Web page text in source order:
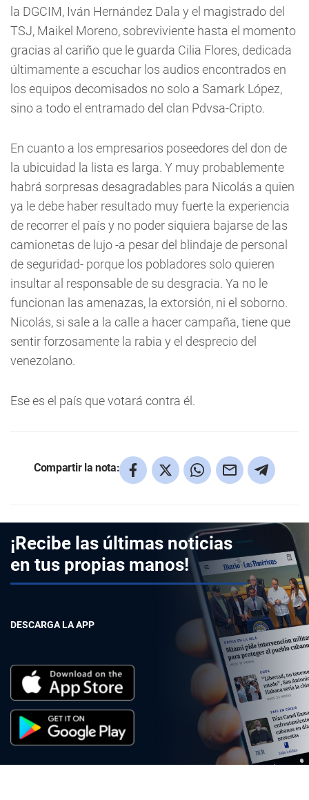
la DGCIM, Iván Hernández Dala y el magistrado del
TSJ, Maikel Moreno, sobreviviente hasta el momento
gracias al cariño que le guarda Cilia Flores, dedicada
últimamente a escuchar los audios encontrados en
los equipos decomisados no solo a Samark López,
sino a todo el entramado del clan Pdvsa-Cripto.
En cuanto a los empresarios poseedores del don de
la ubicuidad la lista es larga. Y muy probablemente
habrá sorpresas desagradables para Nicolás a quien
ya le debe haber resultado muy fuerte la experiencia
de recorrer el país y no poder siquiera bajarse de las
camionetas de lujo -a pesar del blindaje de personal
de seguridad- porque los pobladores solo quieren
insultar al responsable de su desgracia. Ya no le
funcionan las amenazas, la extorsión, ni el soborno.
Nicolás, si sale a la calle a hacer campaña, tiene que
sentir forzosamente la rabia y el desprecio del
venezolano.
Ese es el país que votará contra él.
Compartir la nota:
¡Recibe las últimas noticias
en tus propias manos!
DESCARGA LA APP